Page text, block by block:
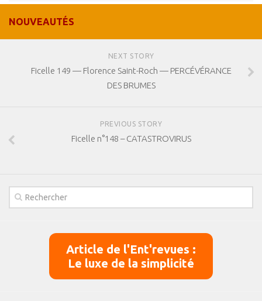
NOUVEAUTÉS
NEXT STORY
Ficelle 149 — Florence Saint-Roch — PERCÉVÉRANCE
DES BRUMES
PREVIOUS STORY
Ficelle n°148 – CATASTROVIRUS
Article de l'Ent'revues :
Le luxe de la simplicité